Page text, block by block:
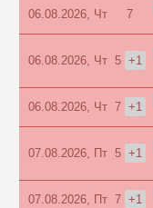
06.08.2026, Чт 7
06.08.2026, Чт 5 +1
06.08.2026, Чт 7 +1
07.08.2026, Пт 5 +1
07.08.2026, Пт 7 +1